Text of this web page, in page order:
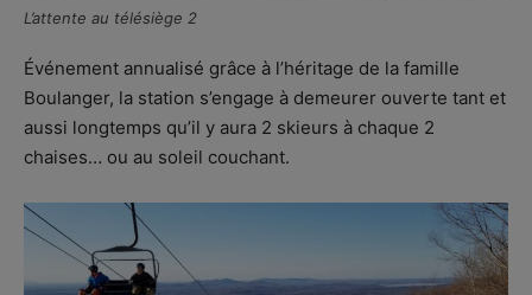
L’attente au télésiège 2
Événement annualisé grâce à l’héritage de la famille
Boulanger, la station s’engage à demeurer ouverte tant et
aussi longtemps qu’il y aura 2 skieurs à chaque 2
chaises… ou au soleil couchant.